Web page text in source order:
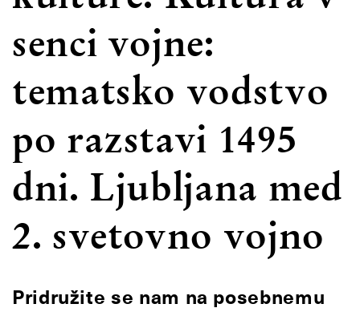
senci vojne:
tematsko vodstvo
po razstavi 1495
dni. Ljubljana med
2. svetovno vojno
Pridružite se nam na posebnemu